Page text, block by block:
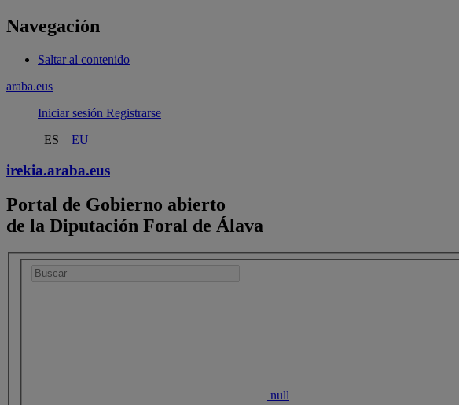
Navegación
Saltar al contenido
araba.eus
Iniciar sesión Registrarse
ES
EU
irekia.araba.eus
Portal de Gobierno abierto
de la Diputación Foral de Álava
null